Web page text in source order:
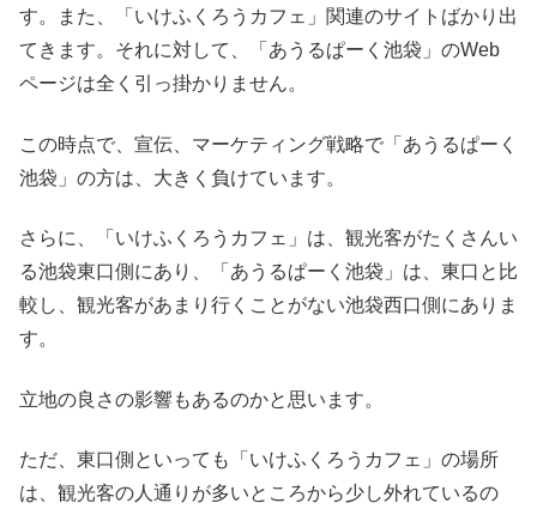
す。また、「いけふくろうカフェ」関連のサイトばかり出
てきます。それに対して、「あうるぱーく池袋」のWeb
ページは全く引っ掛かりません。
この時点で、宣伝、マーケティング戦略で「あうるぱーく
池袋」の方は、大きく負けています。
さらに、「いけふくろうカフェ」は、観光客がたくさんい
る池袋東口側にあり、「あうるぱーく池袋」は、東口と比
較し、観光客があまり行くことがない池袋西口側にありま
す。
立地の良さの影響もあるのかと思います。
ただ、東口側といっても「いけふくろうカフェ」の場所
は、観光客の人通りが多いところから少し外れているの